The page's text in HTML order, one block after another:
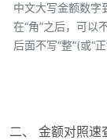
中文大写金额数字
在“角”之后，可以
后面不写“整”(或“正
二、 金额对照速